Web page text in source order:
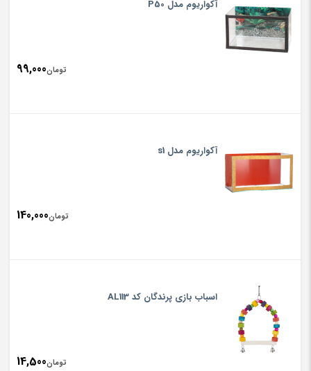
آکواریوم مدل P50
تومان99,000
آکواریوم مدل s1
تومان140,000
اسباب بازی پرندگان کد AL113
تومان14,500